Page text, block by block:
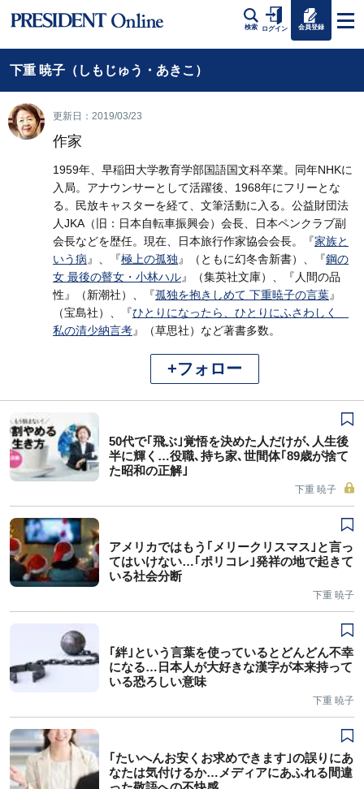
検索 ログイン 会員登録
下重 暁子（しもじゅう・あきこ）
更新日：2019/03/23
作家
1959年、早稲田大学教育学部国語国文科卒業。同年NHKに
入局。アナウンサーとして活躍後、1968年にフリーとな
る。民放キャスターを経て、文筆活動に入る。公益財団法
人JKA（旧：日本自転車振興会）会長、日本ペンクラブ副
会長などを歴任。現在、日本旅行作家協会会長。『家族と
いう病 』、『極上の孤独 』（ともに幻冬舎新書）、『鋼の
女 最後の瞽女・小林ハル』（集英社文庫）、『人間の品
性』（新潮社）、『孤独を抱きしめて 下重暁子の言葉』
（宝島社）、『ひとりになったら、ひとりにふさわしく
私の清少納言考』（草思社）など著書多数。
+フォロー
50代で｢飛ぶ｣覚悟を決めた人だけが､人生後
半に輝く…役職､持ち家､世間体｢89歳が捨て
た昭和の正解｣
下重 暁子
アメリカではもう｢メリークリスマス｣と言っ
てはいけない…｢ポリコレ｣発祥の地で起きて
いる社会分断
下重 暁子
｢絆｣という言葉を使っているとどんどん不幸
になる…日本人が大好きな漢字が本来持って
いる恐ろしい意味
下重 暁子
｢たいへんお安くお求めできます｣の誤りにあ
なたは気付けるか…メディアにあふれる間違